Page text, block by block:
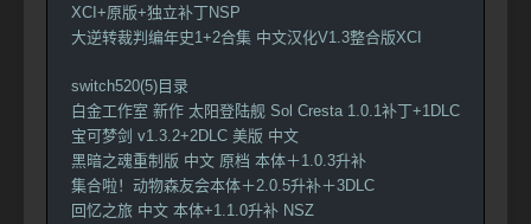
XCI+原版+独立补丁NSP
大逆转裁判编年史1+2合集 中文汉化V1.3整合版XCI
switch520(5)目录
白金工作室 新作 太阳登陆舰 Sol Cresta 1.0.1补丁+1DLC
宝可梦剑 v1.3.2+2DLC 美版 中文
黑暗之魂重制版 中文 原档 本体＋1.0.3升补
集合啦！动物森友会本体＋2.0.5升补＋3DLC
回忆之旅 中文 本体+1.1.0升补 NSZ